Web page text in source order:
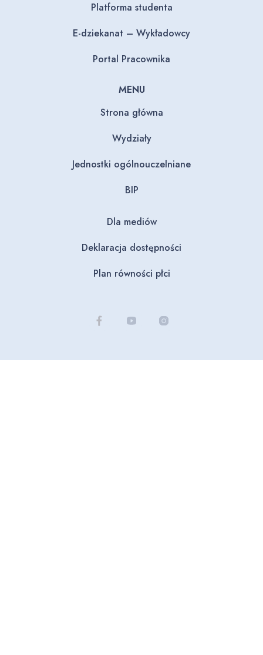
Platforma studenta
E-dziekanat – Wykładowcy
Portal Pracownika
MENU
Strona główna
Wydziały
Jednostki ogólnouczelniane
BIP
Dla mediów
Deklaracja dostępności
Plan równości płci